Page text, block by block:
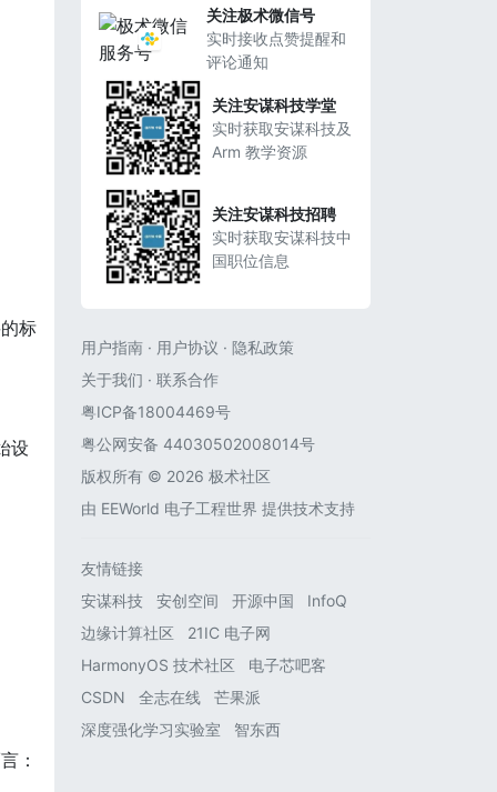
标
设
：
关注极术微信号
实时接收点赞提醒和
评论通知
关注安谋科技学堂
实时获取安谋科技及
Arm 教学资源
关注安谋科技招聘
实时获取安谋科技中
国职位信息
用户指南 · 用户协议 · 隐私政策
关于我们 · 联系合作
粤ICP备18004469号
粤公网安备 44030502008014号
版权所有 © 2026 极术社区
由 EEWorld 电子工程世界 提供技术支持
友情链接
安谋科技
安创空间 开源中国
InfoQ
边缘计算社区
21IC 电子网
HarmonyOS 技术社区
电子芯吧客
CSDN
全志在线
芒果派
深度强化学习实验室
智东西